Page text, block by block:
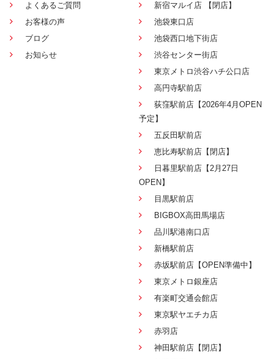
よくあるご質問
お客様の声
ブログ
お知らせ
新宿マルイ店 【閉店】
池袋東口店
池袋西口地下街店
渋谷センター街店
東京メトロ渋谷ハチ公口店
高円寺駅前店
荻窪駅前店【2026年4月OPEN
予定】
五反田駅前店
恵比寿駅前店【閉店】
日暮里駅前店【2月27日
OPEN】
目黒駅前店
BIGBOX高田馬場店
品川駅港南口店
新橋駅前店
赤坂駅前店【OPEN準備中】
東京メトロ銀座店
有楽町交通会館店
東京駅ヤエチカ店
赤羽店
神田駅前店【閉店】